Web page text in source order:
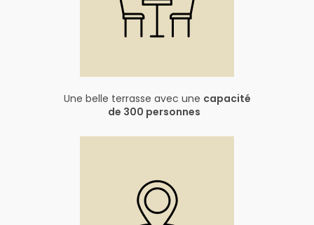
Une belle terrasse avec une capacité
de 300 personnes